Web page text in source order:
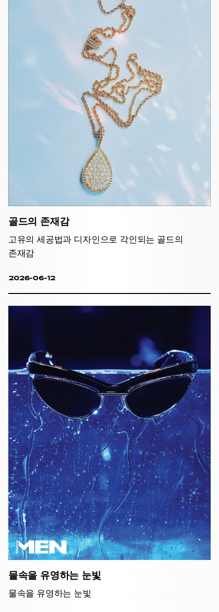
골드의 존재감
고유의 세공법과 디자인으로 각인되는 골드의
존재감
2026-06-12
물속을 유영하는 눈빛
물속을 유영하는 눈빛